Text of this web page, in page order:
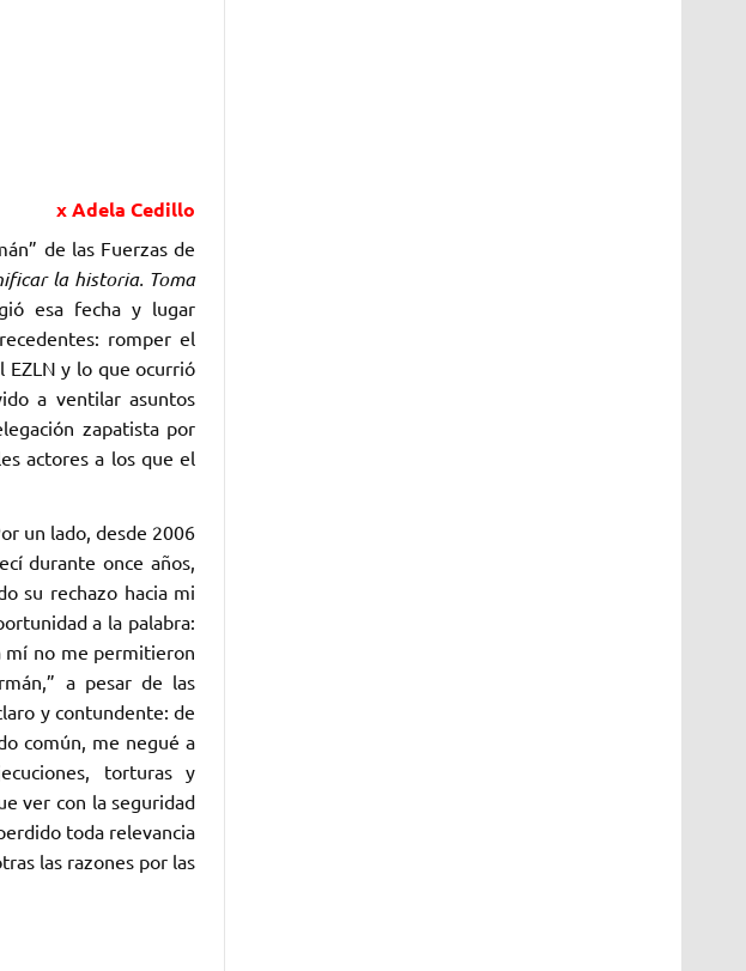
x Adela Cedillo
de las Fuerzas de
la historia. Toma
esa fecha y lugar
romper el
EZLN y lo que ocurrió
a ventilar asuntos
zapatista por
actores a los que el
un lado, desde 2006
durante once años,
su rechazo hacia mi
a la palabra:
mí no me permitieron
a pesar de las
y contundente: de
común, me negué a
torturas y
ver con la seguridad
toda relevancia
las razones por las